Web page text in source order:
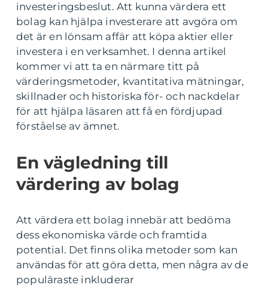
investeringsbeslut. Att kunna värdera ett
bolag kan hjälpa investerare att avgöra om
det är en lönsam affär att köpa aktier eller
investera i en verksamhet. I denna artikel
kommer vi att ta en närmare titt på
värderingsmetoder, kvantitativa mätningar,
skillnader och historiska för- och nackdelar
för att hjälpa läsaren att få en fördjupad
förståelse av ämnet.
En vägledning till
värdering av bolag
Att värdera ett bolag innebär att bedöma
dess ekonomiska värde och framtida
potential. Det finns olika metoder som kan
användas för att göra detta, men några av de
populäraste inkluderar